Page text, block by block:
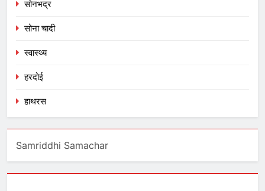
सोनभद्र
सोना चादी
स्वास्थ्य
हरदोई
हाथरस
Samriddhi Samachar